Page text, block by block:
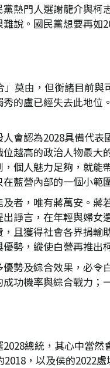
熱門人選謝龍介與
說。國民黨想要再
莫由，但衡諸目前
的盧已經失去此地
會認為2028具備代
越高的政治人物最
個人魅力足夠，就
藍營內部的一個小範
者，唯有蔣萬安。
諍言，在年輕與婦
且獲得社會各界捐
勢，縱使白營再推出
勢及綜合效果，必
功機率與綜合戰力
總統，其心中當
，以及侯的2022